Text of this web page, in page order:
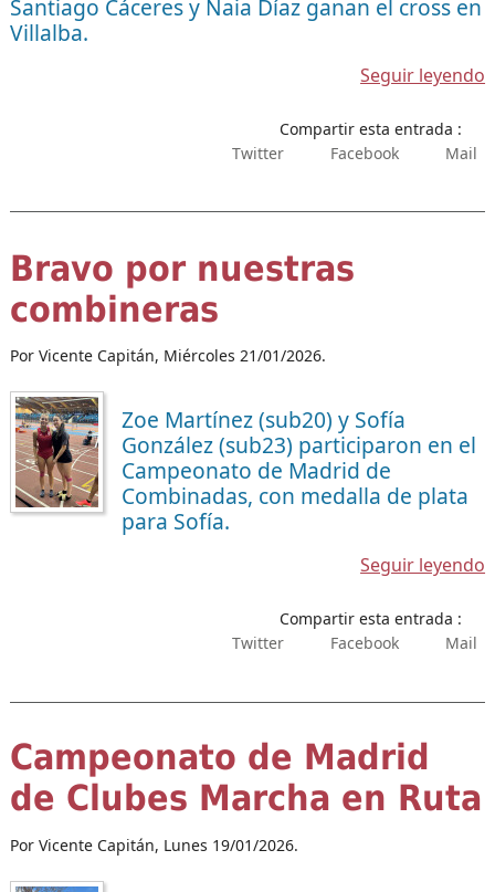
Santiago Cáceres y Naia Díaz ganan el cross en
Villalba.
Seguir leyendo
Compartir esta entrada :
Twitter
Facebook Mail
Bravo por nuestras
combineras
Por Vicente Capitán, Miércoles 21/01/2026.
Zoe Martínez (sub20) y Sofía
González (sub23) participaron en el
Campeonato de Madrid de
Combinadas, con medalla de plata
para Sofía.
Seguir leyendo
Compartir esta entrada :
Twitter
Facebook Mail
Campeonato de Madrid
de Clubes Marcha en Ruta
Por Vicente Capitán, Lunes 19/01/2026.